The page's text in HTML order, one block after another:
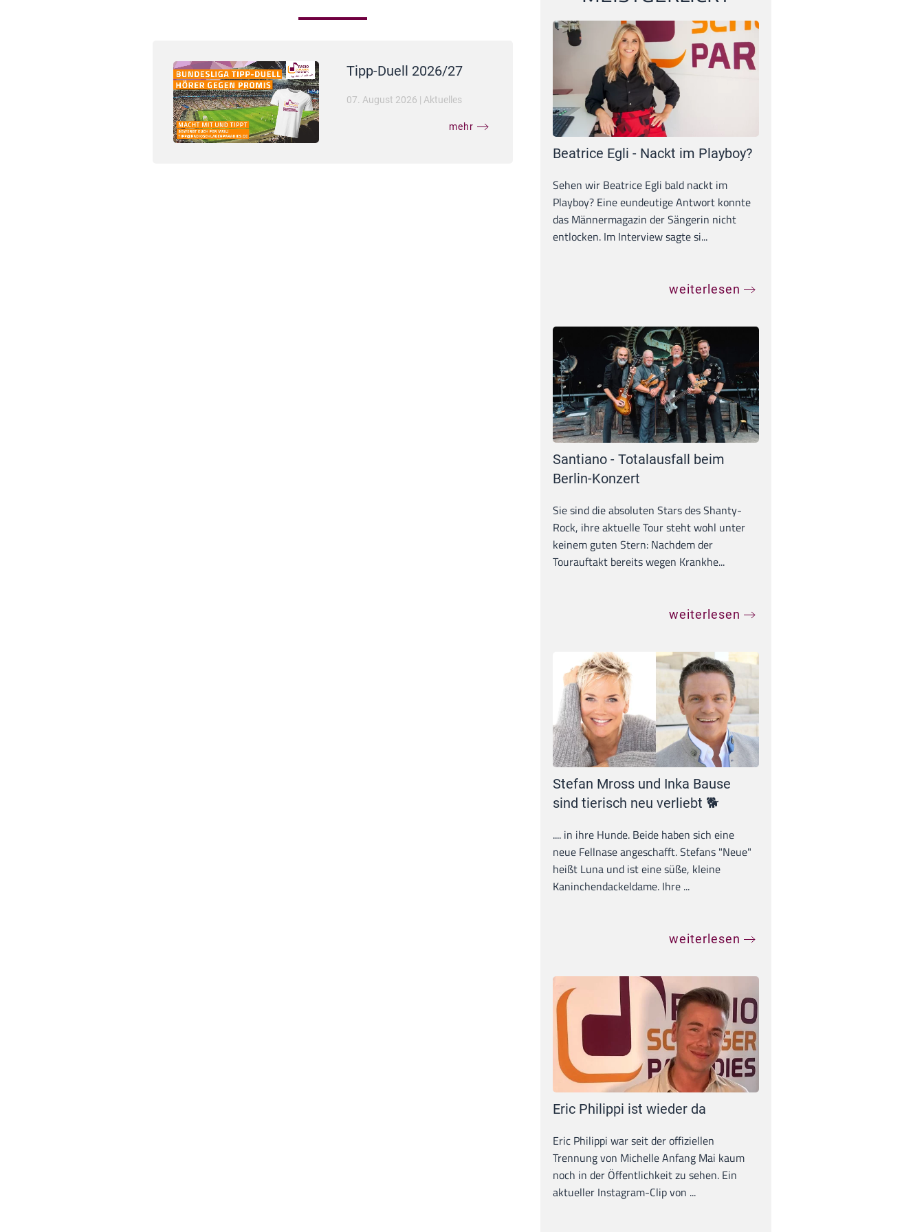
Tipp-Duell 2026/27
07. August 2026 | Aktuelles
mehr
Beatrice Egli - Nackt im Playboy?
Sehen wir Beatrice Egli bald nackt im
Playboy? Eine eundeutige Antwort konnte
das Männermagazin der Sängerin nicht
entlocken. Im Interview sagte si...
weiterlesen
Santiano - Totalausfall beim
Berlin-Konzert
Sie sind die absoluten Stars des Shanty-
Rock, ihre aktuelle Tour steht wohl unter
keinem guten Stern: Nachdem der
Tourauftakt bereits wegen Krankhe...
weiterlesen
Stefan Mross und Inka Bause
sind tierisch neu verliebt 🐕
.... in ihre Hunde. Beide haben sich eine
neue Fellnase angeschafft. Stefans "Neue"
heißt Luna und ist eine süße, kleine
Kaninchendackeldame. Ihre ...
weiterlesen
Eric Philippi ist wieder da
Eric Philippi war seit der offiziellen
Trennung von Michelle Anfang Mai kaum
noch in der Öffentlichkeit zu sehen. Ein
aktueller Instagram-Clip von ...